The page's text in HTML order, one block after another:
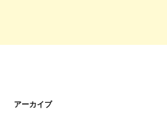
アーカイブ